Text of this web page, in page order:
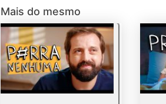
Mais do mesmo